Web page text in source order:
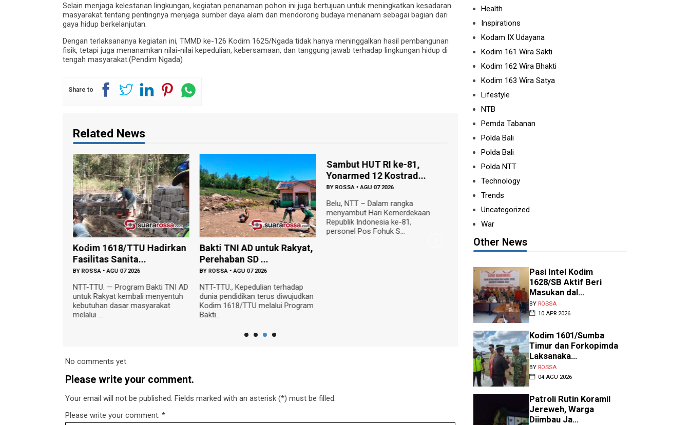
Selain menjaga kelestarian lingkungan, kegiatan penanaman pohon ini juga bertujuan untuk meningkatkan kesadaran
masyarakat tentang pentingnya menjaga sumber daya alam dan mendorong budaya menanam sebagai bagian dari
gaya hidup berkelanjutan.
Dengan terlaksananya kegiatan ini, TMMD ke-126 Kodim 1625/Ngada tidak hanya meninggalkan hasil pembangunan
fisik, tetapi juga menanamkan nilai-nilai kepedulian, kebersamaan, dan tanggung jawab terhadap lingkungan hidup di
tengah masyarakat.(Pendim Ngada)
Share to
Related News
Kodim 1618/TTU Hadirkan
Fasilitas Sanita...
BYROSSA •AGU 07 2026
NTT-TTU. — Program Bakti TNI AD
untuk Rakyat kembali menyentuh
kebutuhan dasar masyarakat
melalui ...
Bakti TNI AD untuk Rakyat,
Perehaban SD ...
BYROSSA •AGU 07 2026
NTT-TTU., Kepedulian terhadap
dunia pendidikan terus diwujudkan
Kodim 1618/TTU melalui Program
Bakti...
Sambut HUT RI ke-81,
Yonarmed 12 Kostrad...
BYROSSA •AGU 07 2026
Belu, NTT – Dalam rangka
menyambut Hari Kemerdekaan
Republik Indonesia ke-81,
personel Pos Fohuk S...
Sinergi Kemenhan dan
ROSSA •AGU 07 2026
NTT – Sumba Timur. Mewakili
Dandim 1601/Sumba Timur Letkol
Arm Adwi Prasetya, Pasiter Kodim
1601/S...
No comments yet.
Please write your comment.
Your email will not be published. Fields marked with an asterisk (*) must be filled.
Please write your comment. *
Health
Inspirations
Kodam IX Udayana
Kodim 161 Wira Sakti
Kodim 162 Wira Bhakti
Kodim 163 Wira Satya
Lifestyle
NTB
Pemda Tabanan
Polda Bali
Polda Bali
Polda NTT
Technology
Trends
Uncategorized
War
Other News
Pasi Intel Kodim
1628/SB Aktif Beri
Masukan dal...
BY ROSSA
10 APR 2026
Kodim 1601/Sumba
Timur dan Forkopimda
Laksanaka...
BY ROSSA
04 AGU 2026
Patroli Rutin Koramil
Jereweh, Warga
Diimbau Ja...